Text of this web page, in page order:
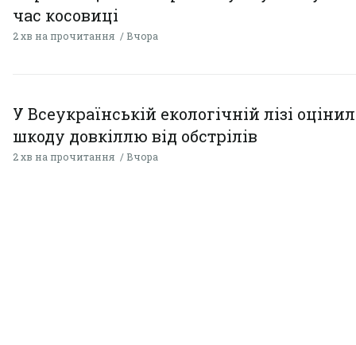
час косовиці
2 хв на прочитання Вчора
У Всеукраїнській екологічній лізі
шкоду довкіллю від обстрілів
2 хв на прочитання Вчора